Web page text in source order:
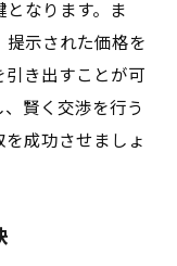
なります。ま
提示された価格を
き出すことが可
賢く交渉を行う
成功させましょ